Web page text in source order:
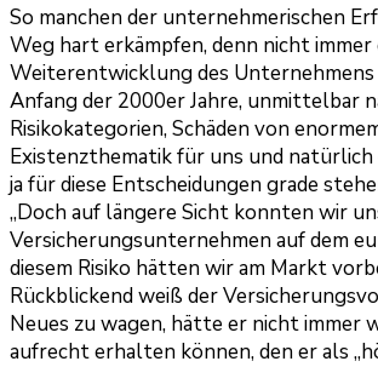
So manchen der unternehmerischen
Weg hart erkämpfen, denn nicht
Weiterentwicklung des Unternehmens
Anfang der 2000er Jahre, unmittelbar
Risikokategorien, Schäden von
Existenzthematik für uns und
ja für diese Entscheidungen grade
„Doch auf längere Sicht konnten wir
Versicherungsunternehmen auf dem
diesem Risiko hätten wir am Markt
Rückblickend weiß der
Neues zu wagen, hätte er nicht immer
aufrecht erhalten können, den er als